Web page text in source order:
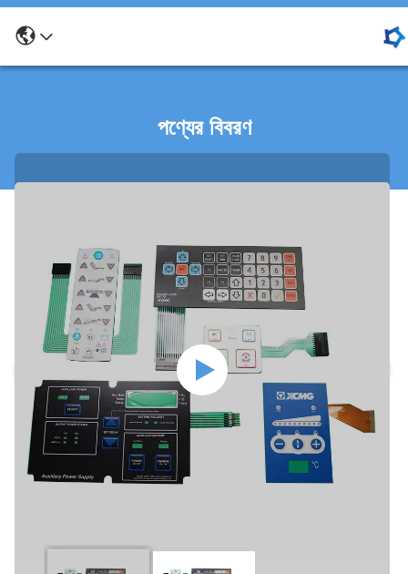
পণ্যের বিবরণ